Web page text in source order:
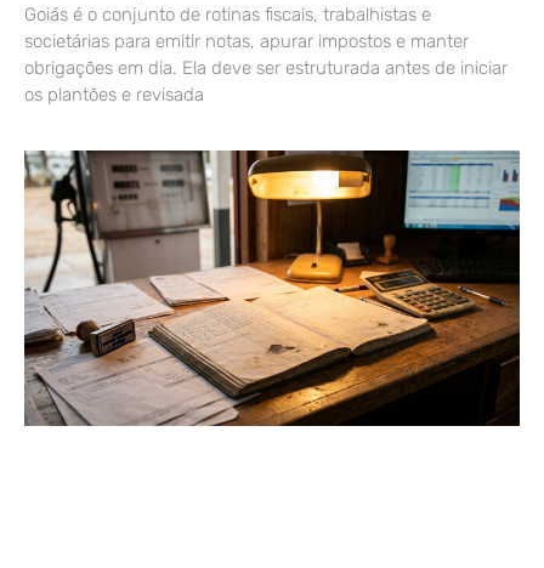
Goiás é o conjunto de rotinas fiscais, trabalhistas e
societárias para emitir notas, apurar impostos e manter
obrigações em dia. Ela deve ser estruturada antes de iniciar
os plantões e revisada